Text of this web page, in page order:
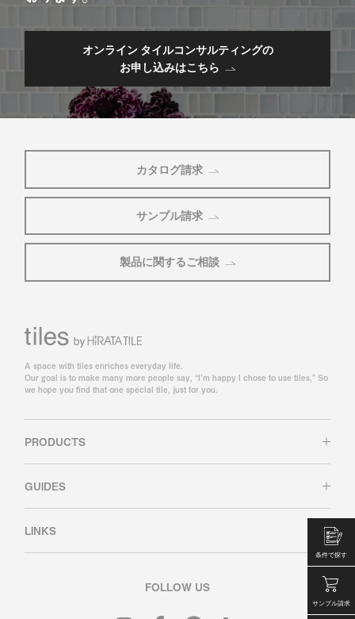
条件で探す
サンプル請求
オンライン タイルコンサルティングの
お申し込みはこちら
カタログ請求
サンプル請求
製品に関するご相談
A space with tiles enriches everyday life.
Our goal is to make many more people say, “I’m happy I chose to use tiles,” So
we hope you find that one special tile, just for you.
PRODUCTS
GUIDES
LINKS
FOLLOW US